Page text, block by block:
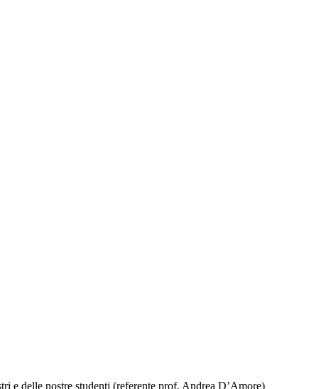
e delle nostre studenti (referente prof. Andrea D’Amore)